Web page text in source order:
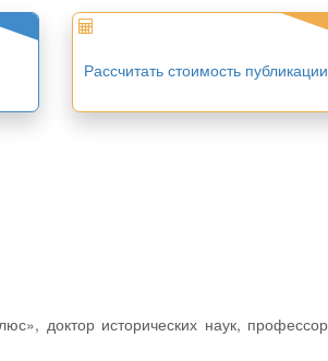
Рассчитать стоимость публикации